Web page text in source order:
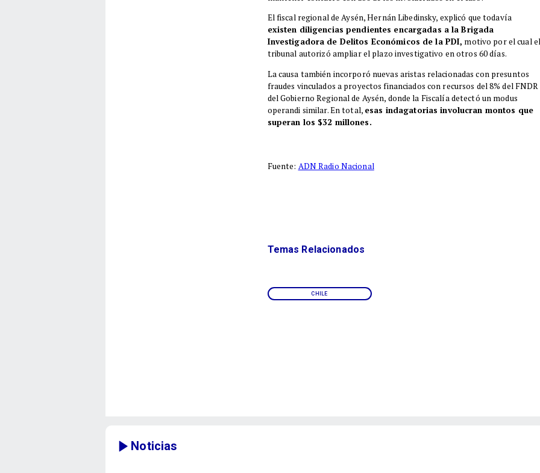
El fiscal regional de Aysén, Hernán Libedinsky, explicó que todavía
existen diligencias pendientes encargadas a la Brigada
Investigadora de Delitos Económicos de la PDI, motivo por el cual
tribunal autorizó ampliar el plazo investigativo en otros 60 días.
La causa también incorporó nuevas aristas relacionadas con presuntos
fraudes vinculados a proyectos financiados con recursos del 8% del FNDR
del Gobierno Regional de Aysén, donde la Fiscalía detectó un modus
operandi similar. En total, esas indagatorias involucran montos que
superan los $32 millones.
Fuente: ADN Radio Nacional
CHILE
Temas Relacionados
Noticias